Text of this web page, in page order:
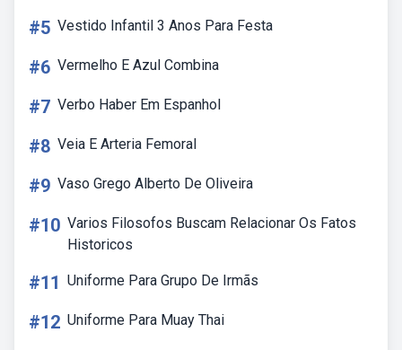
#5 Vestido Infantil 3 Anos Para Festa
#6 Vermelho E Azul Combina
#7 Verbo Haber Em Espanhol
#8 Veia E Arteria Femoral
#9 Vaso Grego Alberto De Oliveira
#10 Varios Filosofos Buscam Relacionar Os Fatos
Historicos
#11 Uniforme Para Grupo De Irmãs
#12 Uniforme Para Muay Thai